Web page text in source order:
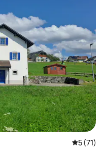
Ukadiriaji
5 (71)